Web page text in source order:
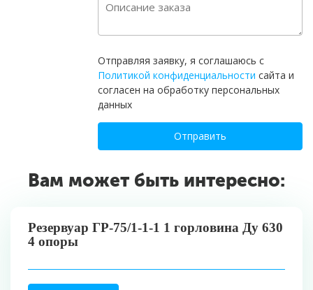
Отправляя заявку, я соглашаюсь с
Политикой конфиденциальности сайта и
согласен на обработку персональных
данных
Отправить
Вам может быть интересно:
Резервуар ГР-75/1-1-1 1 горловина Ду 630
4 опоры